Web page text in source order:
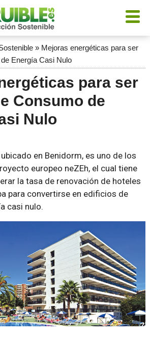
» Mejoras energéticas para ser
Energía Casi Nulo
para ser
Consumo de
Nulo
en Benidorm, es uno de los
europeo neZEh, el cual tiene
la tasa de renovación de hoteles
para convertirse en edificios de
casi nulo.